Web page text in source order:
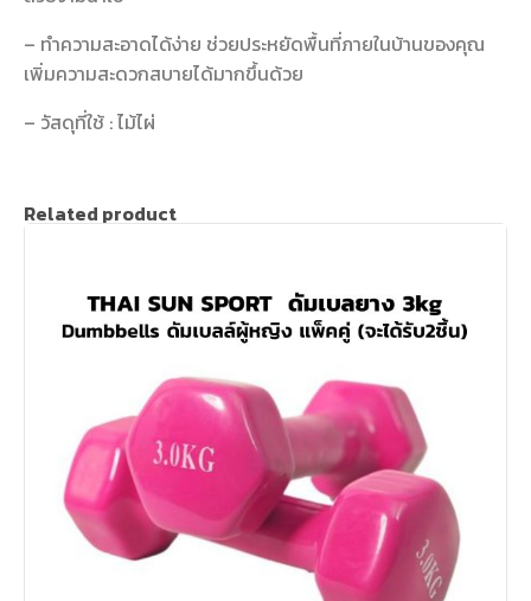
– ทำความสะอาดได้ง่าย ช่วยประหยัดพื้นที่ภายในบ้านของคุณ
เพิ่มความสะดวกสบายได้มากขึ้นด้วย
– วัสดุที่ใช้ : ไม้ไผ่
Related product